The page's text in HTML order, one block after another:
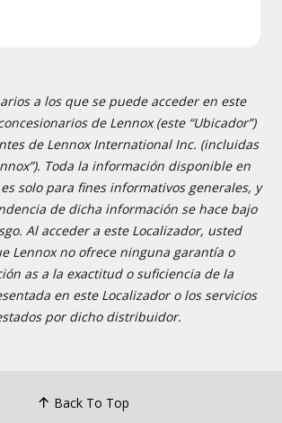
a los que se puede acceder en este
de Lennox (este “Ubicador”)
de Lennox International Inc. (incluidas
Toda la información disponible en
solo para fines informativos generales, y
de dicha información se hace bajo
Al acceder a este Localizador, usted
Lennox no ofrece ninguna garantía o
as a la exactitud o suficiencia de la
en este Localizador o los servicios
por dicho distribuidor.
Back To Top